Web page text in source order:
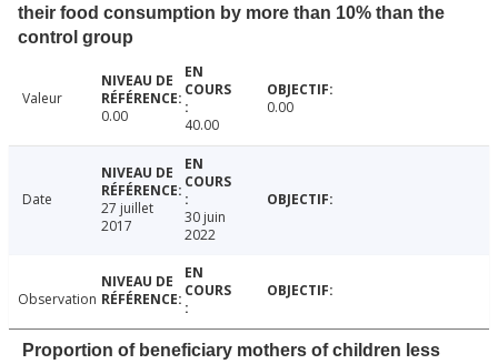
their food consumption by more than 10% than the
control group
Valeur
0.00
40.00
0.00
Date
27 juillet
2017
30 juin
2022
Observation
Proportion of beneficiary mothers of children less